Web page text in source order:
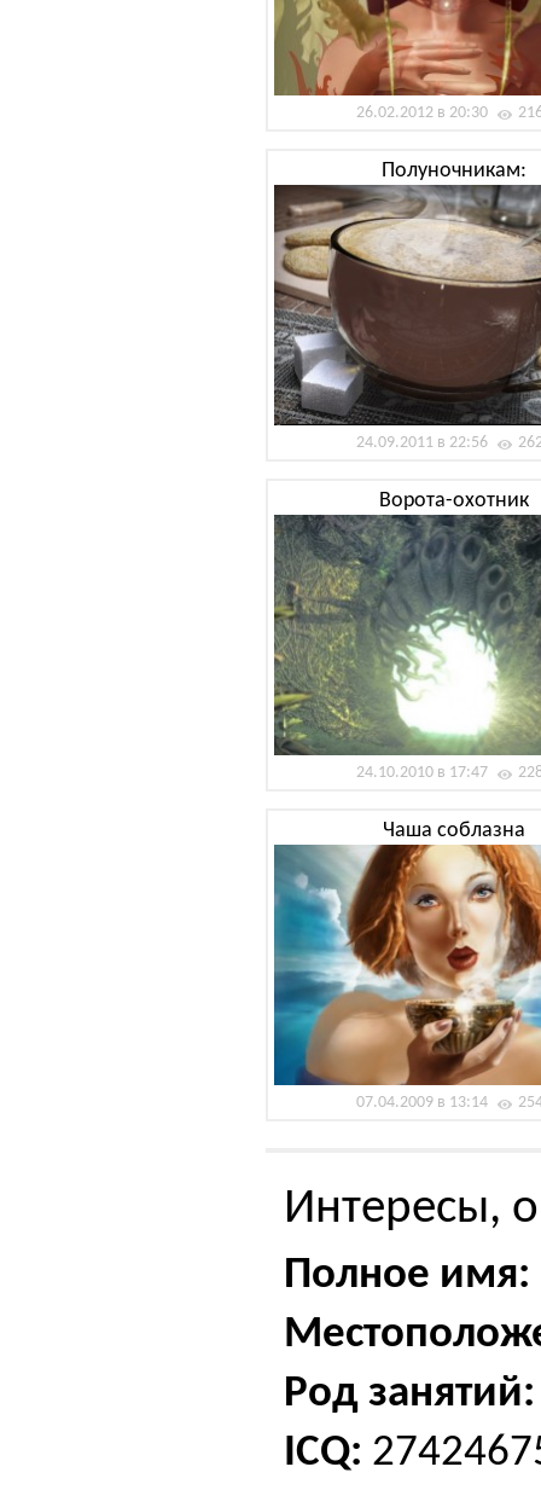
26.02.2012 в 20:30
Полуночникам:
24.09.2011 в 22:56
Ворота-охотник
24.10.2010 в 17:47
Чаша соблазна
07.04.2009 в 13:14
Интересы,
Полное имя:
Род занятий:
ICQ: